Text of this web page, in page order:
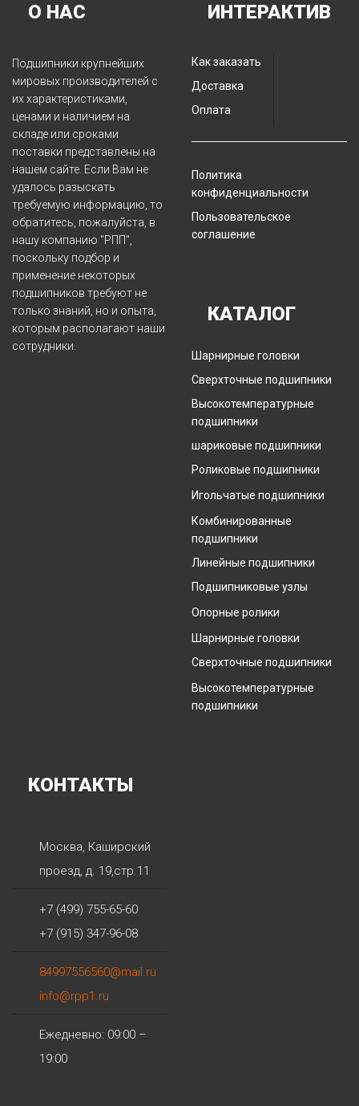
О НАС
Подшипники крупнейших
мировых производителей с
их характеристиками,
ценами и наличием на
складе или сроками
поставки представлены на
нашем сайте. Если Вам не
удалось разыскать
требуемую информацию, то
обратитесь, пожалуйста, в
нашу компанию "РПП",
поскольку подбор и
применение некоторых
подшипников требуют не
только знаний, но и опыта,
которым располагают наши
сотрудники.
ИНТЕРАКТИВ
Как заказать
Доставка
Оплата
Политика
конфиденциальности
Пользовательское
соглашение
КАТАЛОГ
Шарнирные головки
Сверхточные подшипники
Высокотемпературные
подшипники
шариковые подшипники
Роликовые подшипники
Игольчатые подшипники
Комбинированные
подшипники
Линейные подшипники
Подшипниковые узлы
Опорные ролики
Шарнирные головки
Сверхточные подшипники
Высокотемпературные
подшипники
КОНТАКТЫ
Москва, Каширский
проезд, д. 19,стр.11
+7 (499) 755-65-60
+7 (915) 347-96-08
84997556560@mail.ru
info@rpp1.ru
Ежедневно: 09:00 –
19:00